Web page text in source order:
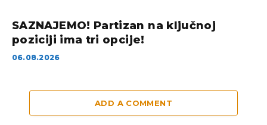
SAZNAJEMO! Partizan na ključnoj
poziciji ima tri opcije!
06.08.2026
ADD A COMMENT